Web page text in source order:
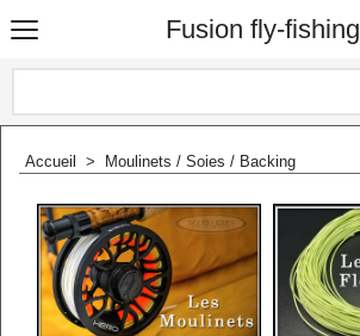
Fusion fly-fishing
Accueil > Moulinets / Soies / Backing